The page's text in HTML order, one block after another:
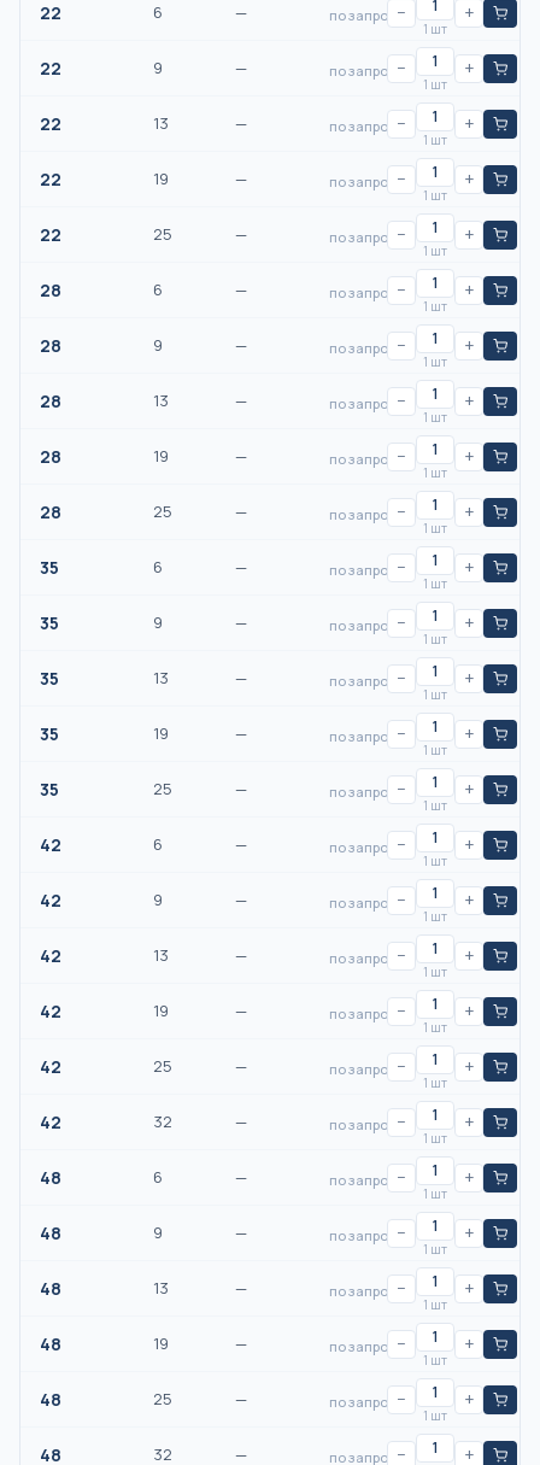
22 6 — по запросу−
1 шт
+
22 9 — по запросу−
1 шт
+
22 13 — по запросу−
1 шт
+
22 19 — по запросу−
1 шт
+
22 25 — по запросу−
1 шт
+
28 6 — по запросу−
1 шт
+
28 9 — по запросу−
1 шт
+
28 13 — по запросу−
1 шт
+
28 19 — по запросу−
1 шт
+
28 25 — по запросу−
1 шт
+
35 6 — по запросу−
1 шт
+
35 9 — по запросу−
1 шт
+
35 13 — по запросу−
1 шт
+
35 19 — по запросу−
1 шт
+
35 25 — по запросу−
1 шт
+
42 6 — по запросу−
1 шт
+
42 9 — по запросу−
1 шт
+
42 13 — по запросу−
1 шт
+
42 19 — по запросу−
1 шт
+
42 25 — по запросу−
1 шт
+
42 32 — по запросу−
1 шт
+
48 6 — по запросу−
1 шт
+
48 9 — по запросу−
1 шт
+
48 13 — по запросу−
1 шт
+
48 19 — по запросу−
1 шт
+
48 25 — по запросу−
1 шт
+
48 32 — по запросу− +